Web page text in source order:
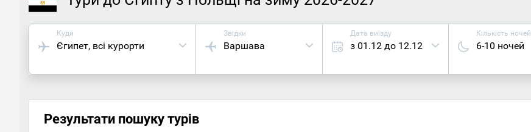
Куди
Єгипет, всі курорти
Звідки
Варшава
Дата виїзду
з 01.12 до 12.12
Кількість ночей
6-10 ночей
Результати пошуку турів